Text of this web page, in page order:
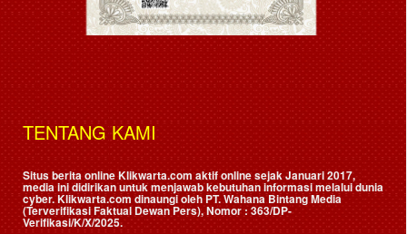
TENTANG KAMI
Situs berita online Klikwarta.com aktif online sejak Januari 2017,
media ini didirikan untuk menjawab kebutuhan informasi melalui dunia
cyber. Klikwarta.com dinaungi oleh PT. Wahana Bintang Media
(Terverifikasi Faktual Dewan Pers), Nomor : 363/DP-
Verifikasi/K/X/2025.